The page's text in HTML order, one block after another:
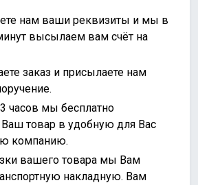
нам ваши реквизиты и мы в
высылаем вам счёт на
заказ и присылаете нам
часов мы бесплатно
товар в удобную для Вас
компанию.
вашего товара мы Вам
накладную. Вам